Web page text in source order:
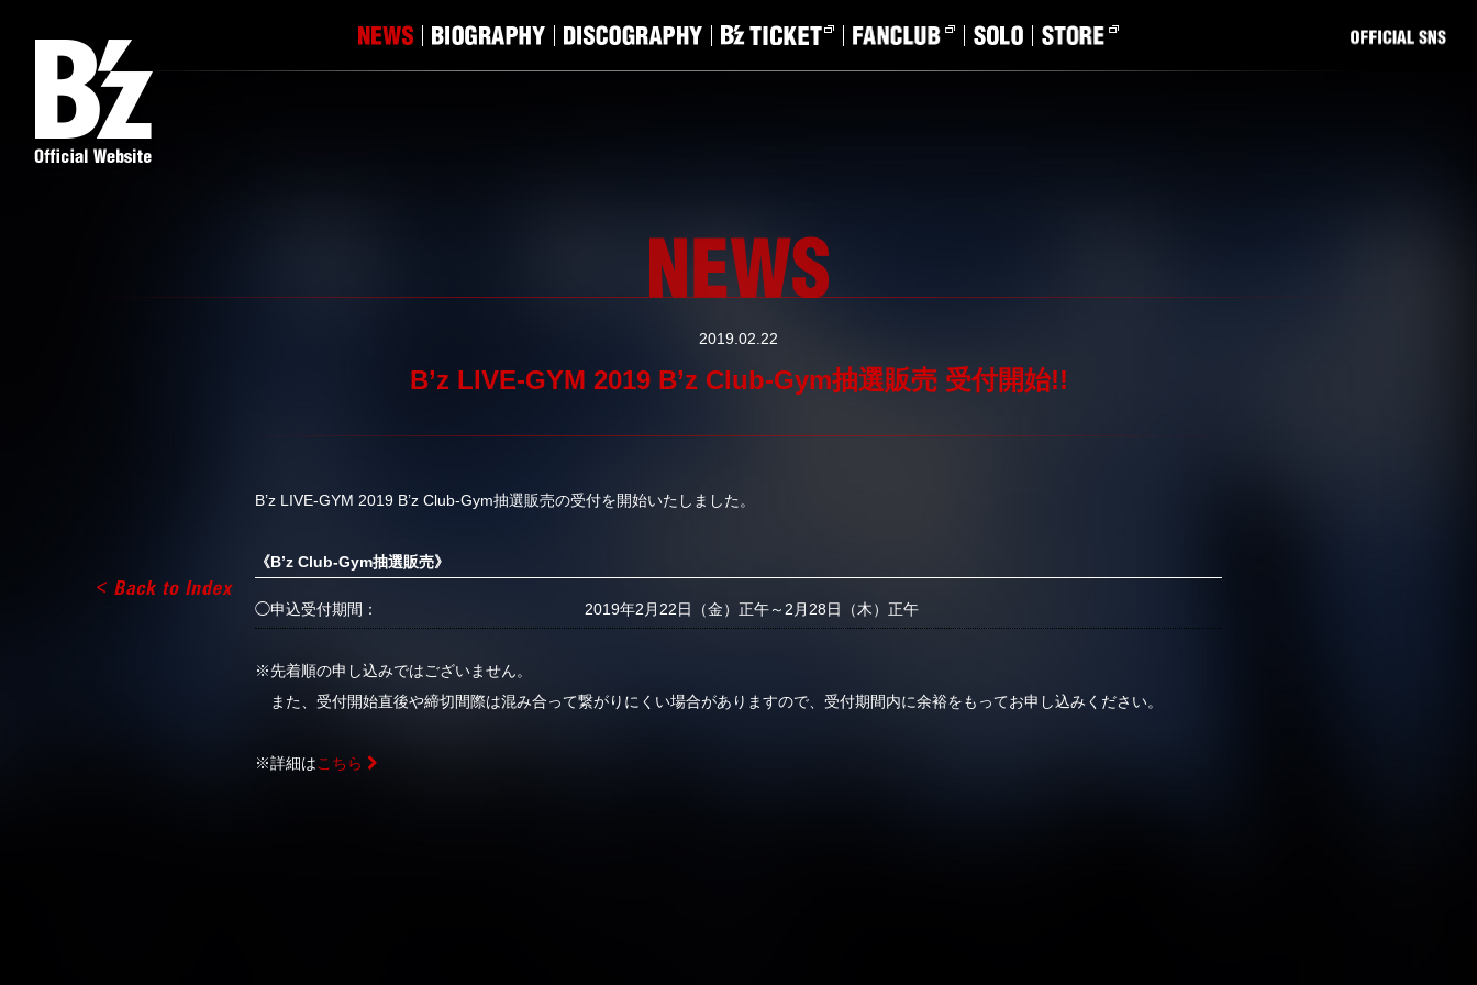
2019.02.22
B’z LIVE-GYM 2019 B’z Club-Gym抽選販売 受付開始!!
B’z LIVE-GYM 2019 B’z Club-Gym抽選販売の受付を開始いたしました。
《B’z Club-Gym抽選販売》
◯申込受付期間： 2019年2月22日（金）正午～2月28日（木）正午
※先着順の申し込みではございません。
また、受付開始直後や締切間際は混み合って繋がりにくい場合がありますので、受付期間内に余裕をもってお申し込みください。
※詳細はこちら